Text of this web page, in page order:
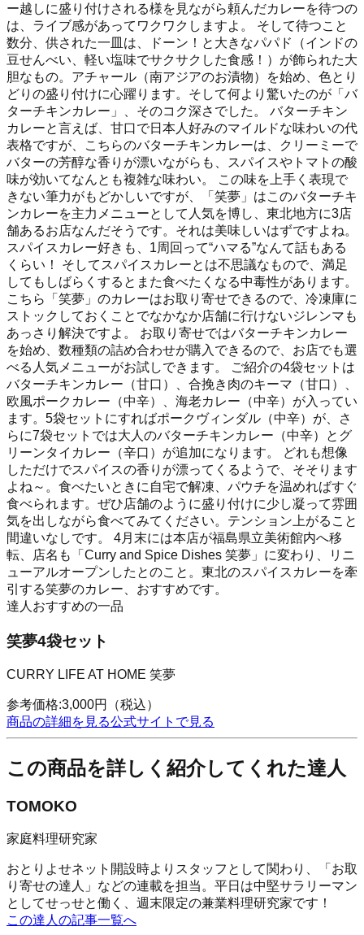
ー越しに盛り付けされる様を見ながら頼んだカレーを待つの
は、ライブ感があってワクワクしますよ。 そして待つこと
数分、供された一皿は、ドーン！と大きなパパド（インドの
豆せんべい、軽い塩味でサクサクした食感！）が飾られた大
胆なもの。アチャール（南アジアのお漬物）を始め、色とり
どりの盛り付けに心躍ります。そして何より驚いたのが「バ
ターチキンカレー」、そのコク深さでした。 バターチキン
カレーと言えば、甘口で日本人好みのマイルドな味わいの代
表格ですが、こちらのバターチキンカレーは、クリーミーで
バターの芳醇な香りが漂いながらも、スパイスやトマトの酸
味が効いてなんとも複雑な味わい。 この味を上手く表現で
きない筆力がもどかしいですが、「笑夢」はこのバターチキ
ンカレーを主力メニューとして人気を博し、東北地方に3店
舗あるお店なんだそうです。それは美味しいはずですよね。
スパイスカレー好きも、1周回って“ハマる”なんて話もある
くらい！ そしてスパイスカレーとは不思議なもので、満足
してもしばらくするとまた食べたくなる中毒性があります。
こちら「笑夢」のカレーはお取り寄せできるので、冷凍庫に
ストックしておくことでなかなか店舗に行けないジレンマも
あっさり解決ですよ。 お取り寄せではバターチキンカレー
を始め、数種類の詰め合わせが購入できるので、お店でも選
べる人気メニューがお試しできます。 ご紹介の4袋セットは
バターチキンカレー（甘口）、合挽き肉のキーマ（甘口）、
欧風ポークカレー（中辛）、海老カレー（中辛）が入ってい
ます。5袋セットにすればポークヴィンダル（中辛）が、さ
らに7袋セットでは大人のバターチキンカレー（中辛）とグ
リーンタイカレー（辛口）が追加になります。 どれも想像
しただけでスパイスの香りが漂ってくるようで、そそります
よね～。食べたいときに自宅で解凍、パウチを温めればすぐ
食べられます。ぜひ店舗のように盛り付けに少し凝って雰囲
気を出しながら食べてみてください。テンション上がること
間違いなしです。 4月末には本店が福島県立美術館内へ移
転、店名も「Curry and Spice Dishes 笑夢」に変わり、リニ
ューアルオープンしたとのこと。東北のスパイスカレーを牽
引する笑夢のカレー、おすすめです。
達人おすすめの一品
笑夢4袋セット
CURRY LIFE AT HOME 笑夢
参考価格:3,000円
（税込）
商品の詳細を見る公式サイトで見る
この商品を詳しく紹介してくれた達人
TOMOKO
家庭料理研究家
おとりよせネット開設時よりスタッフとして関わり、「お取
り寄せの達人」などの連載を担当。平日は中堅サラリーマン
としてせっせと働く、週末限定の兼業料理研究家です！
この達人の記事一覧へ